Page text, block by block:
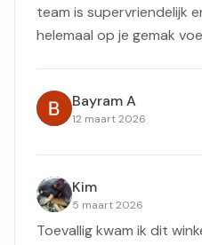
team is supervriendelijk
helemaal op je gemak
Bayram A
12 maart 2026
Kim
5 maart 2026
Toevallig kwam ik dit